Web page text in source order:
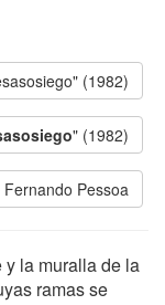
(1982)
" (1982)
Pessoa
y la muralla de la
ramas se